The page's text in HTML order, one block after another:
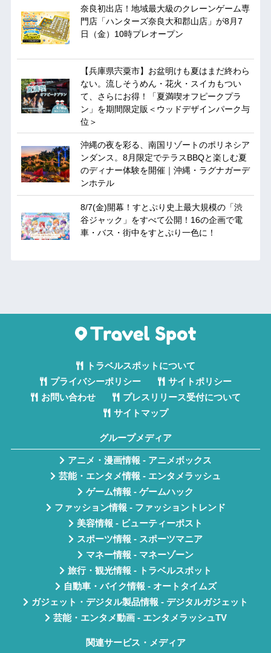
奈良初出店！地域最大級のクレーンゲーム専
門店「ハンターズ奈良大和郡山店」が8月7
日（金）10時プレオープン
【兵庫県宍粟市】お盆明けも夏はまだ終わら
ない。流しそうめん・花火・スイカもつい
て、さらにお得！「夏満喫オフピークプラ
ン」を期間限定販＜ウッドデザインパーク与
位＞
沖縄の夜を彩る、南国リゾートのポリネシア
ンダンス。8月限定でテラスBBQと楽しむ夏
のディナー体験を開催｜沖縄・ラグナガーデ
ンホテル
8/7(金)開幕！すとぷり史上最大規模の「渋
谷ジャック」をすべて公開！16の企画で電
車・バス・街中をすとぷり一色に！
トラベルスポットについて
プライバシーポリシー
サイトポリシー
お問い合わせ
プレスリリース受付について
サイトマップ
グループメディア
アニメ・漫画情報 - アニメボックス
芸能・エンタメ情報 - エンタメラッシュ
ゲーム情報 - ゲームハック
ファッション情報 - ファッショントレンド
美容情報 - ビューティーポスト
スポーツ情報 - スポーツマニア
マネー情報 - マネーゾーン
旅行・観光情報 - トラベルスポット
自動車・バイク情報 - オートタイムズ
ガジェット・デジタル製品情報 - デジタルガジェット
芸能・エンタメ動画 - エンタメラッシュTV
関連サービス・メディア